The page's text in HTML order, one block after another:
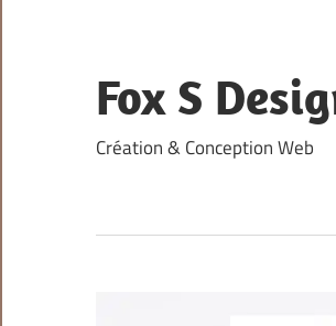
content
Fox S
Création & Conception Web